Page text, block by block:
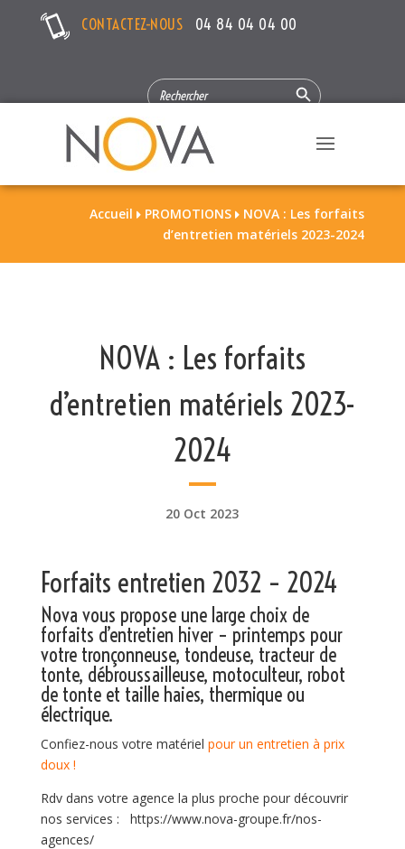
CONTACTEZ-NOUS 04 84 04 04 00
SEARCH
FOR:
Search Button
Accueil  PROMOTIONS  NOVA : Les forfaits
d’entretien matériels 2023-2024
NOVA : Les forfaits
d’entretien matériels 2023-
2024
20 Oct 2023
Forfaits entretien 2032 – 2024
Nova vous propose une large choix de
forfaits d’entretien hiver – printemps pour
votre tronçonneuse, tondeuse, tracteur de
tonte, débroussailleuse, motoculteur, robot
de tonte et taille haies, thermique ou
électrique.
Confiez-nous votre matériel pour un entretien à prix
doux !
Rdv dans votre agence la plus proche pour découvrir
nos services : https://www.nova-groupe.fr/nos-
agences/